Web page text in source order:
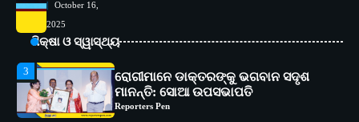
October 16,
2025
ଶିକ୍ଷା ଓ ସ୍ୱାସ୍ଥ୍ୟ
3
Reporters Pen
4
ସୋଆ ଏସ୍‌ଏଚ୍‌ଏମ୍ ପକ୍ଷରୁ ରଜ ପିଠା
ପ୍ରତିଯୋଗିତା ଆୟୋଜିତ
Reporters Pen